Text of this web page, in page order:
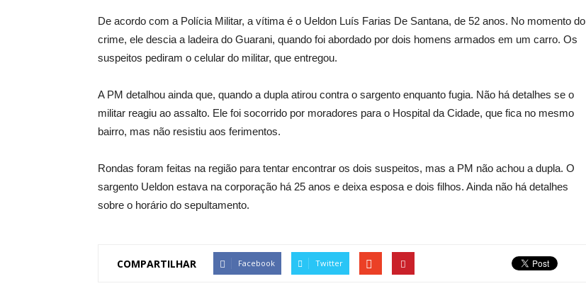
De acordo com a Polícia Militar, a vítima é o Ueldon Luís Farias De Santana, de 52 anos. No momento do
crime, ele descia a ladeira do Guarani, quando foi abordado por dois homens armados em um carro. Os
suspeitos pediram o celular do militar, que entregou.
A PM detalhou ainda que, quando a dupla atirou contra o sargento enquanto fugia. Não há detalhes se o
militar reagiu ao assalto. Ele foi socorrido por moradores para o Hospital da Cidade, que fica no mesmo
bairro, mas não resistiu aos ferimentos.
Rondas foram feitas na região para tentar encontrar os dois suspeitos, mas a PM não achou a dupla. O
sargento Ueldon estava na corporação há 25 anos e deixa esposa e dois filhos. Ainda não há detalhes
sobre o horário do sepultamento.
COMPARTILHAR Facebook Twitter